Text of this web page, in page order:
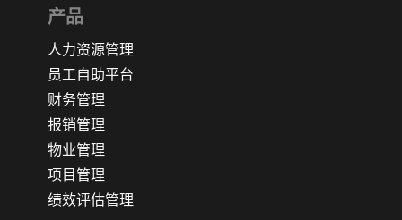
产品
人力资源管理
员工自助平台
财务管理
报销管理
物业管理
项目管理
绩效评估管理